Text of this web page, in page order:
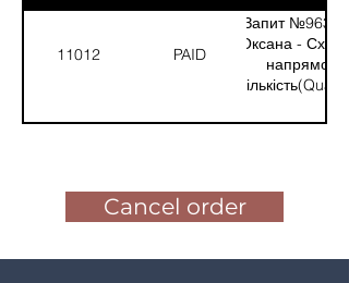
11012 PAID
Запит №963 від:
Оксана -
напрямок
Cancel order